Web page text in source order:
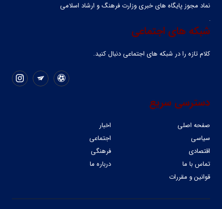
نماد مجوز پایگاه های خبری وزارت فرهنگ و ارشاد اسلامی
شبکه های اجتماعی
کلام تازه را در شبکه ‌های اجتماعی دنبال کنید.
دسترسی سریع
صفحه اصلی
اخبار
سیاسی
اجتماعی
اقتصادی
فرهنگی
تماس با ما
درباره ما
قوانین و مقررات